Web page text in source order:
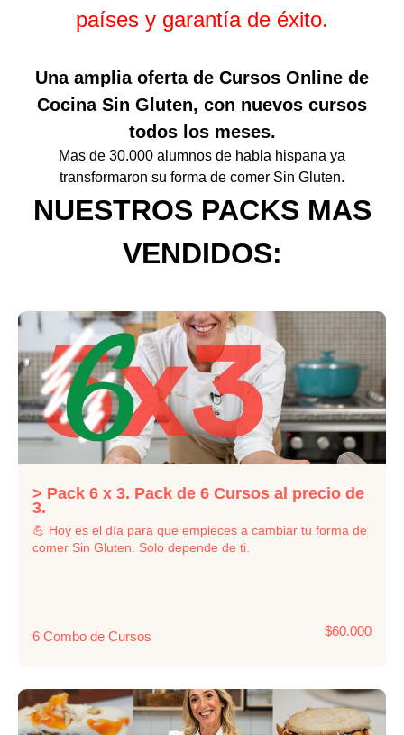
países y garantía de éxito.
Una amplia oferta de Cursos Online de
Cocina Sin Gluten, con nuevos cursos
todos los meses.
Mas de 30.000 alumnos de habla hispana ya
transformaron su forma de comer Sin Gluten.
NUESTROS PACKS MAS
VENDIDOS:
> Pack 6 x 3. Pack de 6 Cursos al precio de
3.
💪 Hoy es el día para que empieces a cambiar tu forma de
comer Sin Gluten. Solo depende de ti.
6 Combo de Cursos $60.000